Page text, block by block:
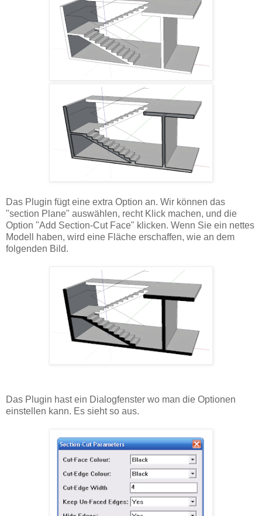
Das Plugin fügt eine extra Option an. Wir können das
"section Plane" auswählen, recht Klick machen, und die
Option "Add Section-Cut Face" klicken. Wenn Sie ein nettes
Modell haben, wird eine Fläche erschaffen, wie an dem
folgenden Bild.
Das Plugin hast ein Dialogfenster wo man die Optionen
einstellen kann. Es sieht so aus.